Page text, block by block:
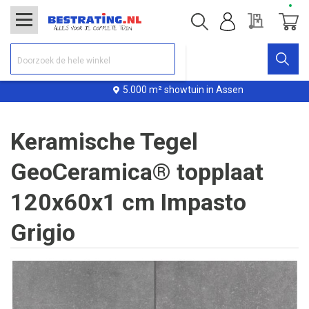
5.000 m² showtuin in Assen
Offerte
Keramische Tegel
GeoCeramica® topplaat
120x60x1 cm Impasto
Grigio
Ga
van